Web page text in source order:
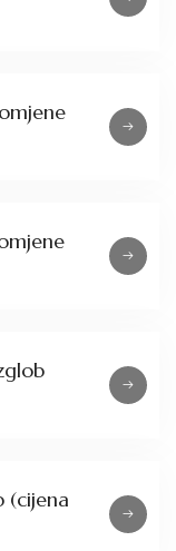
(cijena